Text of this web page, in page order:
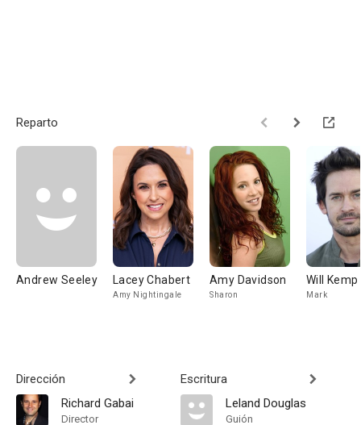
Reparto
Andrew Seeley Lacey Chabert
Amy Nightingale
Amy Davidson
Sharon
Will Kemp
Mark
Dirección
Richard Gabai
Director
Escritura
Leland Douglas
Guión